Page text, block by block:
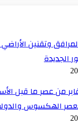
وتقنين
الجديدة
من عصر ما قبل
الهكسوس